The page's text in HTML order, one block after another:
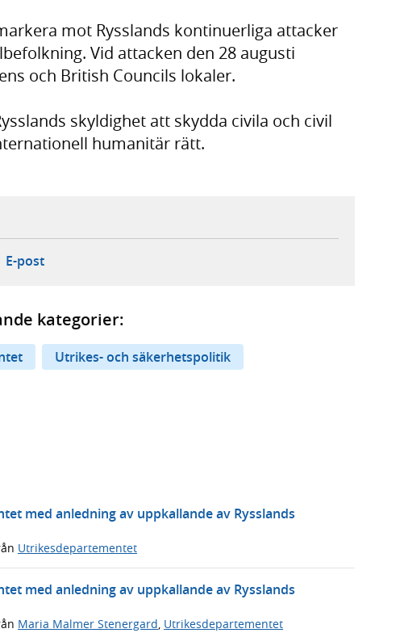
mot Rysslands kontinuerliga attacker
Vid attacken den 28 augusti
och British Councils lokaler.
skyldighet att skydda civila och civil
humanitär rätt.
webbplats,
extern webbplats,
i ny flik, extern webbplats,
E-post- öppnar din e-postklient,
kategorier:
Utrikes- och säkerhetspolitik
med anledning av uppkallande av Rysslands
Utrikesdepartementet
med anledning av uppkallande av Rysslands
Maria Malmer Stenergard, Utrikesdepartementet